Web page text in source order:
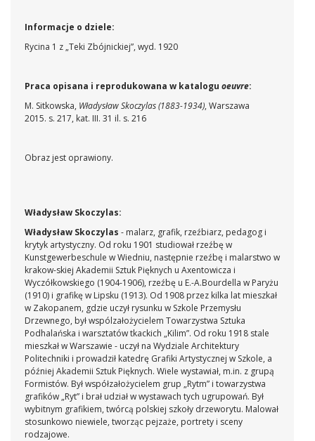
Informacje o dziele:
Rycina 1 z „Teki Zbójnickiej”, wyd. 1920
Praca opisana i reprodukowana w katalogu oeuvre:
M. Sitkowska, Władysław Skoczylas (1883-1934), Warszawa
2015. s. 217, kat. III. 31 il. s. 216
Obraz jest oprawiony.
Władysław Skoczylas:
Władysław Skoczylas - malarz, grafik, rzeźbiarz, pedagog i
krytyk artystyczny. Od roku 1901 studiował rzeźbę w
Kunstgewerbeschule w Wiedniu, następnie rzeźbę i malarstwo w
krakow-skiej Akademii Sztuk Pięknych u Axentowicza i
Wyczółkowskiego (1904-1906), rzeźbę u E.-A.Bourdella w Paryżu
(1910) i grafikę w Lipsku (1913). Od 1908 przez kilka lat mieszkał
w Zakopanem, gdzie uczył rysunku w Szkole Przemysłu
Drzewnego, był wspólzałożycielem Towarzystwa Sztuka
Podhalańska i warsztatów tkackich „Kilim”. Od roku 1918 stale
mieszkał w Warszawie - uczył na Wydziale Architektury
Politechniki i prowadził katedrę Grafiki Artystycznej w Szkole, a
później Akademii Sztuk Pięknych. Wiele wystawiał, m.in. z grupą
Formistów. Był współzałożycielem grup „Rytm” i towarzystwa
grafików „Ryt” i brał udział w wystawach tych ugrupowań. Był
wybitnym grafikiem, twórcą polskiej szkoły drzeworytu. Malował
stosunkowo niewiele, tworząc pejzaże, portrety i sceny
rodzajowe.